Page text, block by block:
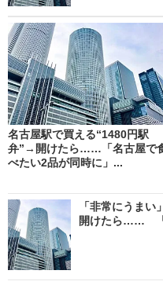
名古屋駅で買える“1480円駅
弁”→開けたら……「名古屋で
べたい2品が同時に」...
「非常にうま
開けたら…… 「